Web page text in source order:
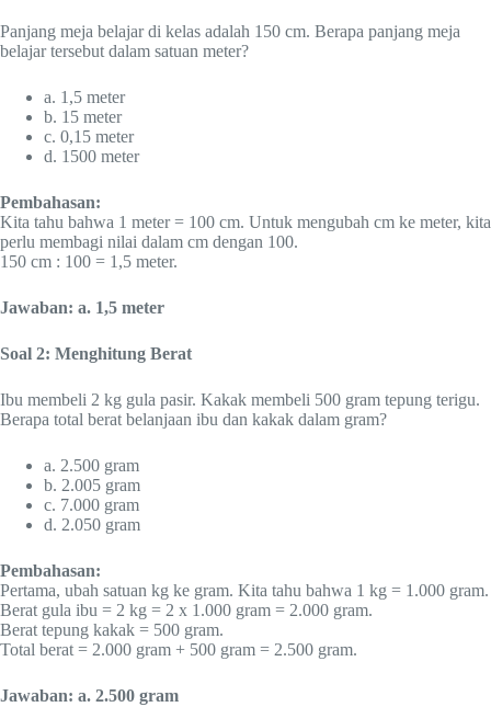
Panjang meja belajar di kelas adalah 150 cm. Berapa panjang meja
belajar tersebut dalam satuan meter?
a. 1,5 meter
b. 15 meter
c. 0,15 meter
d. 1500 meter
Pembahasan:
Kita tahu bahwa 1 meter = 100 cm. Untuk mengubah cm ke meter, kita
perlu membagi nilai dalam cm dengan 100.
150 cm : 100 = 1,5 meter.
Jawaban: a. 1,5 meter
Soal 2: Menghitung Berat
Ibu membeli 2 kg gula pasir. Kakak membeli 500 gram tepung terigu.
Berapa total berat belanjaan ibu dan kakak dalam gram?
a. 2.500 gram
b. 2.005 gram
c. 7.000 gram
d. 2.050 gram
Pembahasan:
Pertama, ubah satuan kg ke gram. Kita tahu bahwa 1 kg = 1.000 gram.
Berat gula ibu = 2 kg = 2 x 1.000 gram = 2.000 gram.
Berat tepung kakak = 500 gram.
Total berat = 2.000 gram + 500 gram = 2.500 gram.
Jawaban: a. 2.500 gram